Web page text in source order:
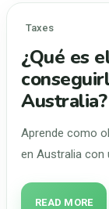
Taxes
¿Qué es
Australia?
Aprende como
en Australia con
READ MORE